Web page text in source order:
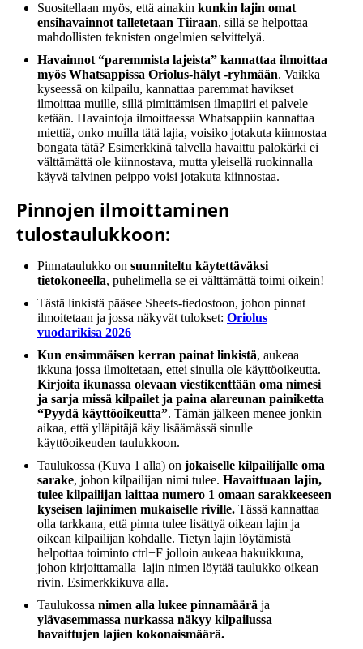
Suositellaan myös, että ainakin kunkin lajin omat
ensihavainnot talletetaan Tiiraan, sillä se helpottaa
mahdollisten teknisten ongelmien selvittelyä.
Havainnot “paremmista lajeista” kannattaa ilmoittaa
myös Whatsappissa Oriolus-hälyt -ryhmään. Vaikka
kyseessä on kilpailu, kannattaa paremmat havikset
ilmoittaa muille, sillä pimittämisen ilmapiiri ei palvele
ketään. Havaintoja ilmoittaessa Whatsappiin kannattaa
miettiä, onko muilla tätä lajia, voisiko jotakuta kiinnostaa
bongata tätä? Esimerkkinä talvella havaittu palokärki ei
välttämättä ole kiinnostava, mutta yleisellä ruokinnalla
käyvä talvinen peippo voisi jotakuta kiinnostaa.
Pinnojen ilmoittaminen
tulostaulukkoon:
Pinnataulukko on suunniteltu käytettäväksi
tietokoneella, puhelimella se ei välttämättä toimi oikein!
Tästä linkistä pääsee Sheets-tiedostoon, johon pinnat
ilmoitetaan ja jossa näkyvät tulokset: Oriolus
vuodarikisa 2026
Kun ensimmäisen kerran painat linkistä, aukeaa
ikkuna jossa ilmoitetaan, ettei sinulla ole käyttöoikeutta.
Kirjoita ikunassa olevaan viestikenttään oma nimesi
ja sarja missä kilpailet ja paina alareunan painiketta
“Pyydä käyttöoikeutta”. Tämän jälkeen menee jonkin
aikaa, että ylläpitäjä käy lisäämässä sinulle
käyttöoikeuden taulukkoon.
Taulukossa (Kuva 1 alla) on jokaiselle kilpailijalle oma
sarake, johon kilpailijan nimi tulee. Havaittuaan lajin,
tulee kilpailijan laittaa numero 1 omaan sarakkeeseen
kyseisen lajinimen mukaiselle riville. Tässä kannattaa
olla tarkkana, että pinna tulee lisättyä oikean lajin ja
oikean kilpailijan kohdalle. Tietyn lajin löytämistä
helpottaa toiminto ctrl+F jolloin aukeaa hakuikkuna,
johon kirjoittamalla lajin nimen löytää taulukko oikean
rivin. Esimerkkikuva alla.
Taulukossa nimen alla lukee pinnamäärä ja
ylävasemmassa nurkassa näkyy kilpailussa
havaittujen lajien kokonaismäärä.